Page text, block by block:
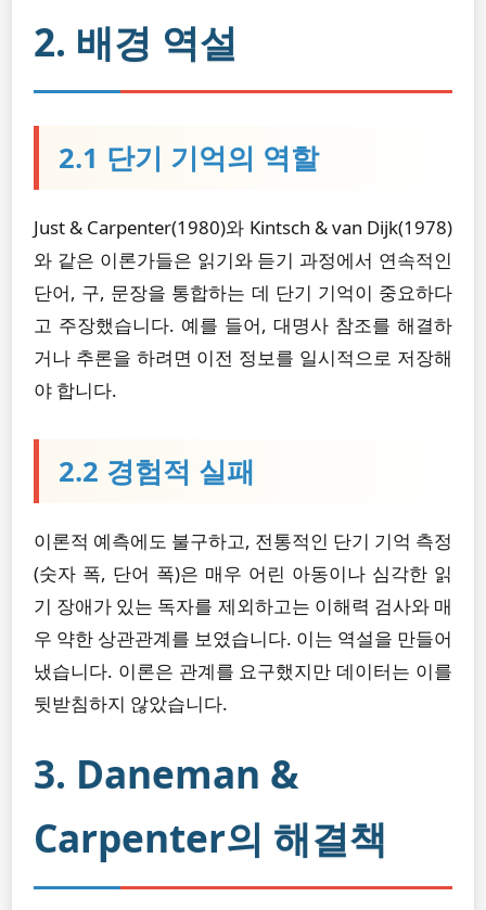
2. 배경 역설
2.1 단기 기억의 역할
Just & Carpenter(1980)와 Kintsch & van Dijk(1978)
와 같은 이론가들은 읽기와 듣기 과정에서 연속적인
단어, 구, 문장을 통합하는 데 단기 기억이 중요하다
고 주장했습니다. 예를 들어, 대명사 참조를 해결하
거나 추론을 하려면 이전 정보를 일시적으로 저장해
야 합니다.
2.2 경험적 실패
이론적 예측에도 불구하고, 전통적인 단기 기억 측정
(숫자 폭, 단어 폭)은 매우 어린 아동이나 심각한 읽
기 장애가 있는 독자를 제외하고는 이해력 검사와 매
우 약한 상관관계를 보였습니다. 이는 역설을 만들어
냈습니다. 이론은 관계를 요구했지만 데이터는 이를
뒷받침하지 않았습니다.
3. Daneman &
Carpenter의 해결책